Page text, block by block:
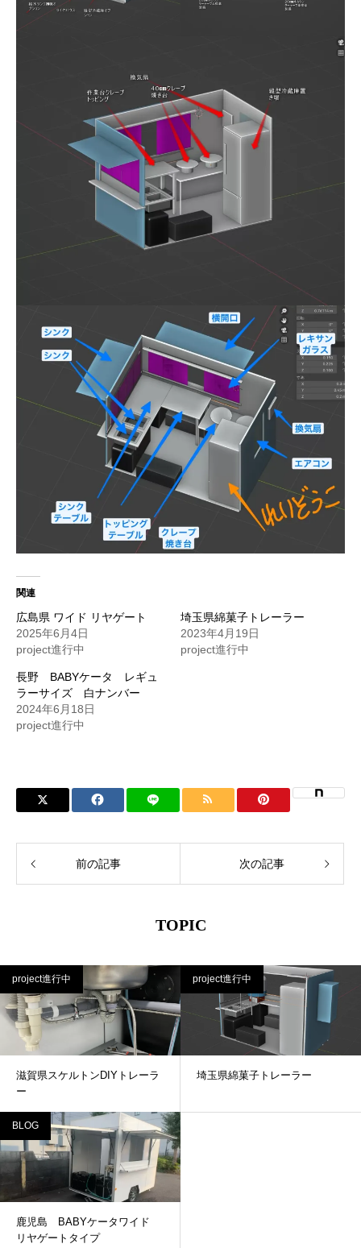
関連
広島県 ワイド リヤゲート
2025年6月4日
project進行中
埼玉県綿菓子トレーラー
2023年4月19日
project進行中
長野 BABYケータ レギュ
ラーサイズ 白ナンバー
2024年6月18日
project進行中
前の記事 次の記事
TOPIC
project進行中
滋賀県スケルトンDIYトレーラ
ー
project進行中
埼玉県綿菓子トレーラー
BLOG
鹿児島 BABYケータワイド
リヤゲートタイプ